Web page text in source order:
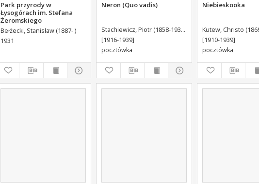
Park przyrody w
Łysogórach im. Stefana
Żeromskiego
Bełżecki, Stanisław (1887- )
1931
Neron (Quo vadis)
Stachiewicz, Piotr (1858-1938) Autor wzoru
[1916-1939]
pocztówka
Niebieskooka
[1910-1939]
pocztówka